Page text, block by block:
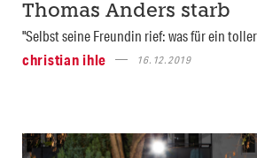
Thomas Anders starb
"Selbst seine Freundin rief: was für ein
christian ihle
16.12.2019